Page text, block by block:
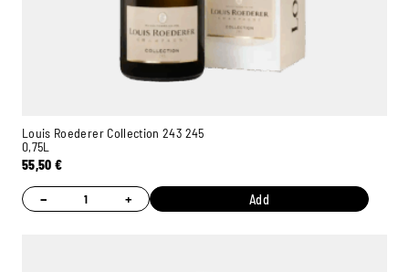
Louis Roederer Collection 243 245
0,75L
55,50€
− + Add